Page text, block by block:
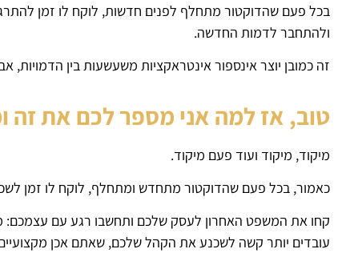
בכל פעם שהדוקטור מתחלף לפנים חדשות, לוקח לו זמן
ולהתחבר לדמות החדשה.
זה כמובן יוצר אינספור אינטראקציות משעשעות בין הדמויות,
טוב, אז למה אני מספר לכם את
מיקוד, מיקוד ועוד פעם מיקוד.
כאמור, בכל פעם שהדוקטור מתחדש ומתחלף, לוקח לו זמן
קחו את המשפט האחרון לעסק שלכם ותחשבו רגע עם
עובדים יותר קשה לשכנע את הקהל שלכם, שאתם אכן